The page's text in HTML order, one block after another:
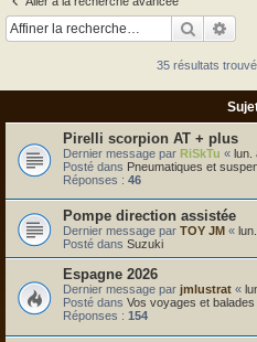
35 résultats
Pirelli scorpion AT + plus
Dernier message par RiSkTu « lun.
Posté dans Pneumatiques et
Réponses : 46
Pompe direction assistée
Dernier message par TOY JM «
Posté dans Suzuki
Espagne 2026
Dernier message par jmlustrat «
Posté dans Vos voyages et
Réponses : 154